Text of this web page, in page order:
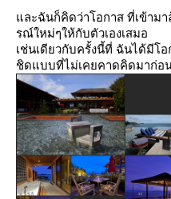
ละฉันก็คิดว่าโอกาส ที่เข้ามา
รณ์ใหม่ๆให้กับตัวเองเสมอ
เช่นเดียวกับครั้งนี้ที่ ฉันได้มีโ
ชิดแบบที่ไม่เคยคาดคิดมา